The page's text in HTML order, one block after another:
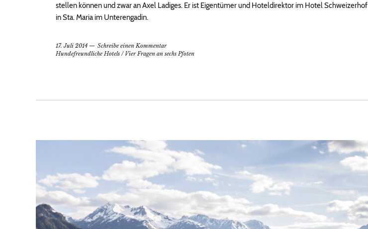
stellen können und zwar an Axel Ladiges. Er ist Eigentümer und Hoteldirektor im Hotel Schweizerhof
in Sta. Maria im Unterengadin.
17. Juli 2014
Schreibe einen Kommentar
Hundefreundliche Hotels / Vier Fragen an sechs Pfoten